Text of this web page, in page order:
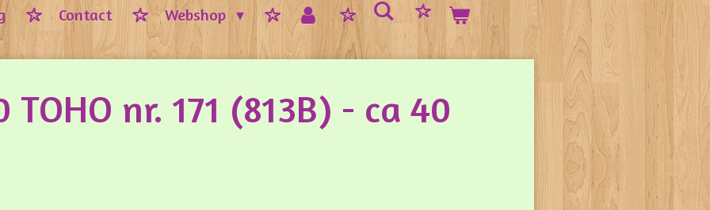
Contact Webshop
nr. 171 (813B) - ca 40